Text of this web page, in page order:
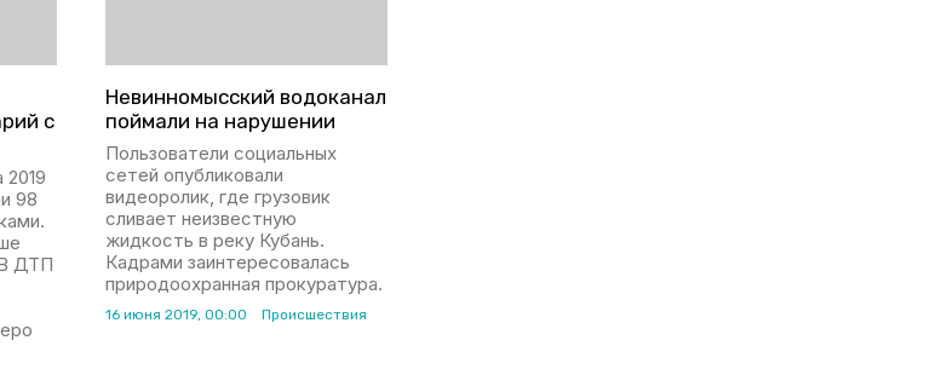
с
98
ДТП
Невинномысский водоканал
поймали на нарушении
Пользователи социальных
сетей опубликовали
видеоролик, где грузовик
сливает неизвестную
жидкость в реку Кубань.
Кадрами заинтересовалась
природоохранная прокуратура.
16 июня 2019, 00:00 Происшествия